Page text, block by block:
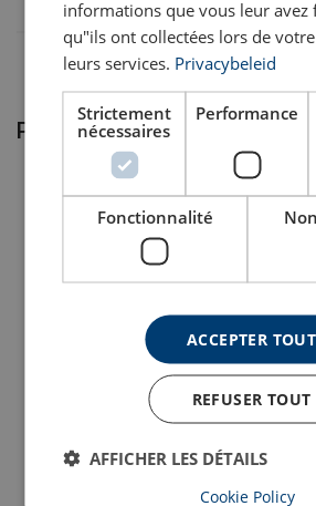
Produits associés
Serre-câble Powertex
Wire
informations que vous leur avez
qu"ils ont collectées lors de
leurs services. Privacybeleid
Strictement
nécessaires
Performance
Fonctionnalité
ACCEPTER TOUT
REFUSER TOUT
AFFICHER LES DÉTAILS
Cookie Policy